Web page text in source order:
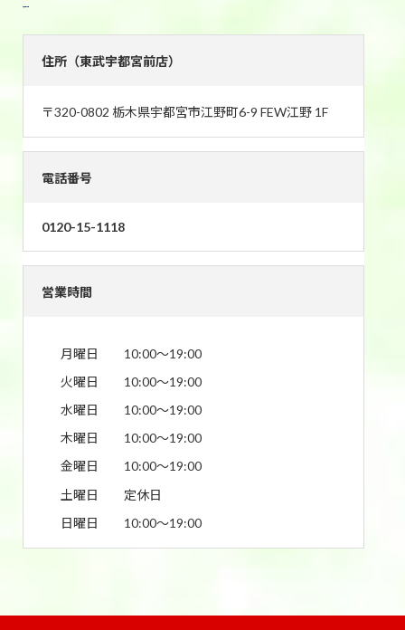
住所（東武宇都宮前店）
〒320-0802 栃木県宇都宮市江野町6-9 FEW江野 1F
電話番号
0120-15-1118
営業時間
月曜日
10:00〜19:00
火曜日
10:00〜19:00
水曜日
10:00〜19:00
木曜日
10:00〜19:00
金曜日
10:00〜19:00
土曜日
定休日
日曜日
10:00〜19:00